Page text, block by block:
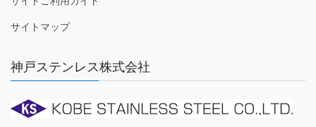
サイトマップ
神戸ステンレス株式会社